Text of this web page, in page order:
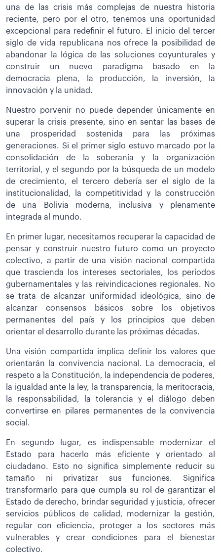
una de las crisis más complejas de nuestra historia
reciente, pero por el otro, tenemos una oportunidad
excepcional para redefinir el futuro. El inicio del tercer
siglo de vida republicana nos ofrece la posibilidad de
abandonar la lógica de las soluciones coyunturales y
construir un nuevo paradigma basado en la
democracia plena, la producción, la inversión, la
innovación y la unidad.
Nuestro porvenir no puede depender únicamente en
superar la crisis presente, sino en sentar las bases de
una prosperidad sostenida para las próximas
generaciones. Si el primer siglo estuvo marcado por la
consolidación de la soberanía y la organización
territorial, y el segundo por la búsqueda de un modelo
de crecimiento, el tercero debería ser el siglo de la
institucionalidad, la competitividad y la construcción
de una Bolivia moderna, inclusiva y plenamente
integrada al mundo.
En primer lugar, necesitamos recuperar la capacidad de
pensar y construir nuestro futuro como un proyecto
colectivo, a partir de una visión nacional compartida
que trascienda los intereses sectoriales, los períodos
gubernamentales y las reivindicaciones regionales. No
se trata de alcanzar uniformidad ideológica, sino de
alcanzar consensos básicos sobre los objetivos
permanentes del país y los principios que deben
orientar el desarrollo durante las próximas décadas.
Una visión compartida implica definir los valores que
orientarán la convivencia nacional. La democracia, el
respeto a la Constitución, la independencia de poderes,
la igualdad ante la ley, la transparencia, la meritocracia,
la responsabilidad, la tolerancia y el diálogo deben
convertirse en pilares permanentes de la convivencia
social.
En segundo lugar, es indispensable modernizar el
Estado para hacerlo más eficiente y orientado al
ciudadano. Esto no significa simplemente reducir su
tamaño ni privatizar sus funciones. Significa
transformarlo para que cumpla su rol de garantizar el
Estado de derecho, brindar seguridad y justicia, ofrecer
servicios públicos de calidad, modernizar la gestión,
regular con eficiencia, proteger a los sectores más
vulnerables y crear condiciones para el bienestar
colectivo.